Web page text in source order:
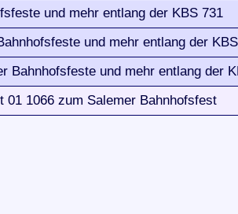
und mehr entlang der KBS 731
und mehr entlang der
Bahnhofsfeste und mehr entlang der
01 1066 zum Salemer Bahnhofsfest